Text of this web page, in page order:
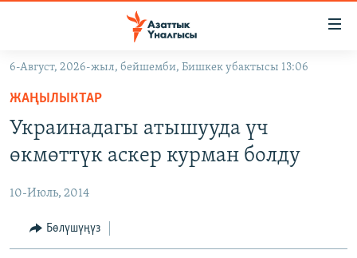
Навигацияга
өтүңүз
Издөөгө
салыңызКЫРГЫЗСТАН
ЭКОНОМИКА
МАДАНИЯТ
ДҮЙНӨ
БОРБОР АЗИЯ
АТАЙЫН ИЛИКТӨӨ
ТВ ПРОГРАММАЛАР
6-Август, 2026-жыл, бейшемби, Бишкек убактысы 13:06
ЖАҢЫЛЫКТАР
Украинадагы атышууда үч
өкмөттүк аскер курман болду
10-Июль, 2014
Бөлүшүңүз